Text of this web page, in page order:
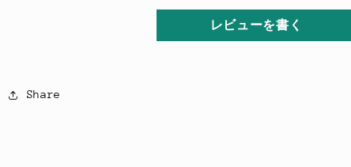
レビューを書く
Share